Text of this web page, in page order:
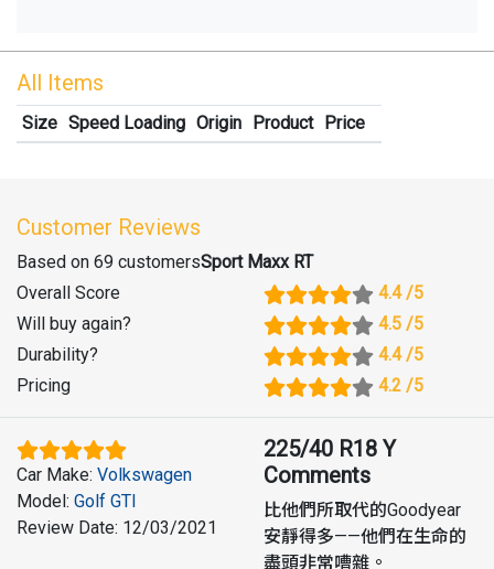
All Items
Size Speed Loading Origin Product Price
Customer Reviews
Based on 69 customersSport Maxx RT
Overall Score
4.4/5
Will buy again? 4.5 /5
Durability? 4.4/5
Pricing
4.2 /5
Car Make: Volkswagen
Model: Golf GTI
Review Date: 12/03/2021
225/40 R18 Y
Comments
比他們所取代的Goodyear
安靜得多——他們在生命的
盡頭非常嘈雜。